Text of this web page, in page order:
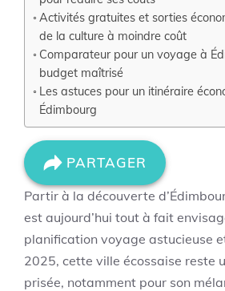
Activités gratuites et sorties
de la culture à moindre coût
Comparateur pour un voyage à
budget maîtrisé
Les astuces pour un itinéraire
Édimbourg
PARTAGER
Partir à la découverte
est aujourd’hui tout à fait
planification voyage astucieuse
2025, cette ville écossaise reste
prisée, notamment pour son